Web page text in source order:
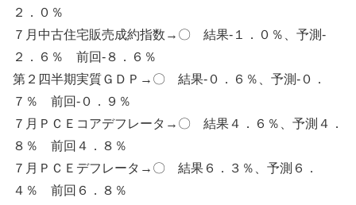
２．０％
７月中古住宅販売成約指数→〇 結果-１．０％、予測-
２．６％ 前回-８．６％
第２四半期実質ＧＤＰ→〇 結果-０．６％、予測-０．
７％ 前回-０．９％
７月ＰＣＥコアデフレータ→〇 結果４．６％、予測４．
８％ 前回４．８％
７月ＰＣＥデフレータ→〇 結果６．３％、予測６．
４％ 前回６．８％